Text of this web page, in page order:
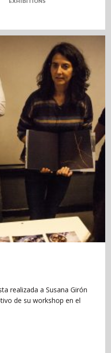
realizada a Susana Girón
de su workshop en el